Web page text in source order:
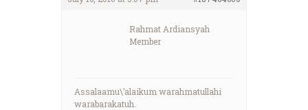
Rahmat Ardiansyah
Member
Assalaamu\’alaikum warahmatullahi
warabarakatuh.